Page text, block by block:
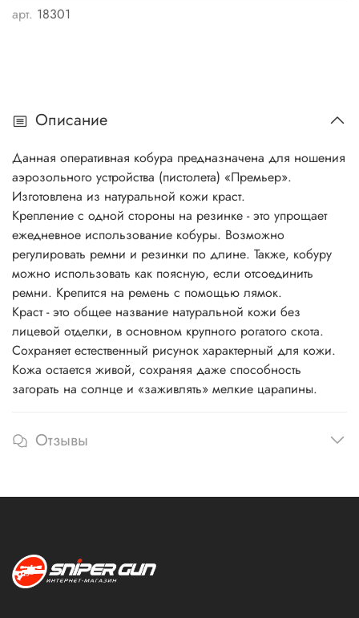
арт. 18301
Описание
Данная оперативная кобура предназначена для ношения
аэрозольного устройства (пистолета) «Премьер».
Изготовлена из натуральной кожи краст.
Крепление с одной стороны на резинке - это упрощает
ежедневное использование кобуры. Возможно
регулировать ремни и резинки по длине. Также, кобуру
можно использовать как поясную, если отсоединить
ремни. Крепится на ремень с помощью лямок.
Краст - это общее название натуральной кожи без
лицевой отделки, в основном крупного рогатого скота.
Сохраняет естественный рисунок характерный для кожи.
Кожа остается живой, сохраняя даже способность
загорать на солнце и «заживлять» мелкие царапины.
Отзывы